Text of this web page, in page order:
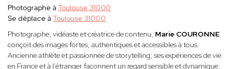
Photographe à Toulouse 31000
Se déplace à Toulouse 31000
Photographe, vidéaste et créatrice de contenu, Marie COURONNE
conçoit des images fortes, authentiques et accessibles à tous.
Ancienne athlète et passionnée de storytelling, ses expériences de vie
en France et à l’étranger façonnent un regard sensible et dynamique,